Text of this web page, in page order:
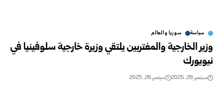
سياسة سوريا والعالم
وزير الخارجية والمغتربين يلتقي وزيرة خارجية سلوفينيا في
نيويورك
سبتمبر 26, 2025 سبتمبر 26, 2025